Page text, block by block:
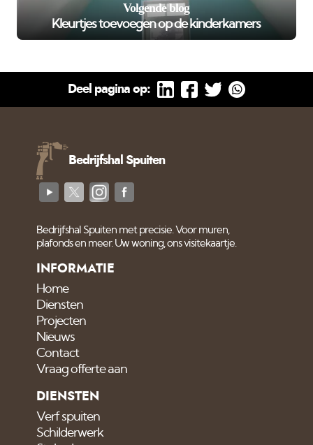
Volgende blog
Kleurtjes toevoegen op de kinderkamers
Deel pagina op:
Bedrijfshal Spuiten
Bedrijfshal Spuiten met precisie. Voor muren,
plafonds en meer. Uw woning, ons visitekaartje.
INFORMATIE
Home
Diensten
Projecten
Nieuws
Contact
Vraag offerte aan
DIENSTEN
Verf spuiten
Schilderwerk